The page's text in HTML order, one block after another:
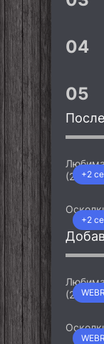
+2
(2026)
+2
(2026)